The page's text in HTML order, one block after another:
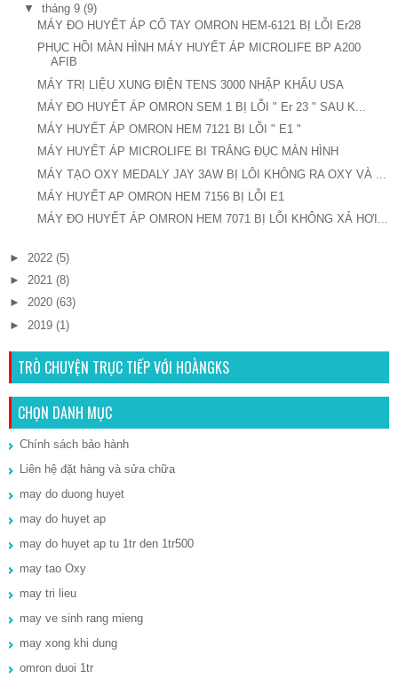
▼
tháng 9 (9)
MÁY ĐO HUYẾT ÁP CỔ TAY OMRON HEM-6121 BỊ LỖI Er28
PHỤC HỒI MÀN HÌNH MÁY HUYẾT ÁP MICROLIFE BP A200
AFIB
MÁY TRỊ LIỆU XUNG ĐIỆN TENS 3000 NHẬP KHẨU USA
MÁY ĐO HUYẾT ÁP OMRON SEM 1 BỊ LỖI " Er 23 " SAU K...
MÁY HUYẾT ÁP OMRON HEM 7121 BI LỖI " E1 "
MÁY HUYẾT ÁP MICROLIFE BI TRẮNG ĐỤC MÀN HÌNH
MÁY TẠO OXY MEDALY JAY 3AW BỊ LÔI KHÔNG RA OXY VÀ ...
MÁY HUYẾT AP OMRON HEM 7156 BỊ LỖI E1
MÁY ĐO HUYẾT ÁP OMRON HEM 7071 BỊ LỖI KHÔNG XẢ HƠI...
► 2022 (5)
► 2021 (8)
► 2020 (63)
► 2019 (1)
TRÒ CHUYỆN TRỰC TIẾP VỚI HOÀNGKS
CHỌN DANH MỤC
Chính sách bảo hành
Liên hệ đặt hàng và sửa chữa
may do duong huyet
may do huyet ap
may do huyet ap tu 1tr den 1tr500
may tao Oxy
may tri lieu
may ve sinh rang mieng
may xong khi dung
omron duoi 1tr